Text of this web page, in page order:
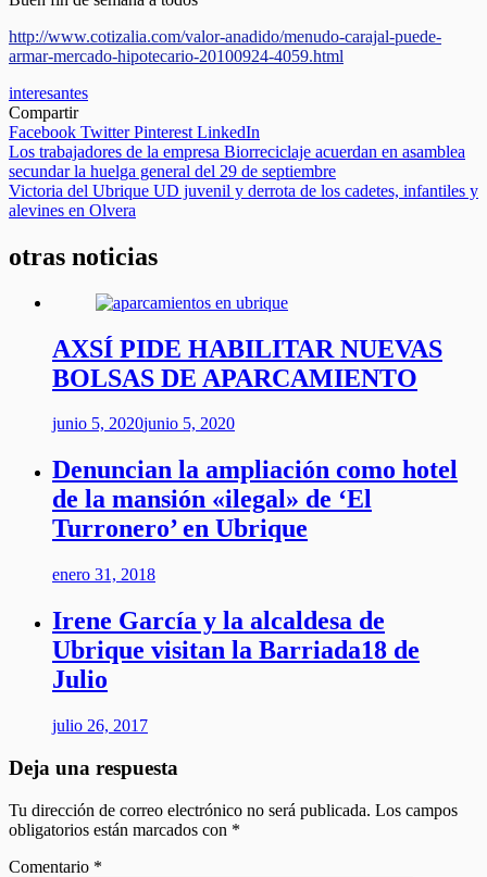
http://www.cotizalia.com/valor-anadido/menudo-carajal-puede-
armar-mercado-hipotecario-20100924-4059.html
interesantes
Compartir
Facebook TwitterPinterest LinkedIn
Navegación
de
entradas
Los trabajadores de la empresa Biorreciclaje acuerdan en asamblea
secundar la huelga general del 29 de septiembre
Victoria del Ubrique UD juvenil y derrota de los cadetes, infantiles y
alevines en Olvera
otras noticias
AXSÍ PIDE HABILITAR NUEVAS
BOLSAS DE APARCAMIENTO
junio 5, 2020junio 5, 2020
Denuncian la ampliación como hotel
de la mansión «ilegal» de ‘El
Turronero’ en Ubrique
enero 31, 2018
Irene García y la alcaldesa de
Ubrique visitan la Barriada18 de
Julio
julio 26, 2017
Deja una respuesta
Tu dirección de correo electrónico no será publicada. Los campos
obligatorios están marcados con *
Comentario *